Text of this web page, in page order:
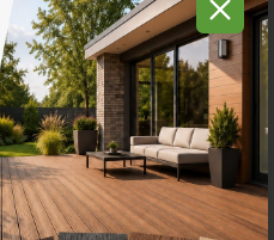
₽
Рассчитать